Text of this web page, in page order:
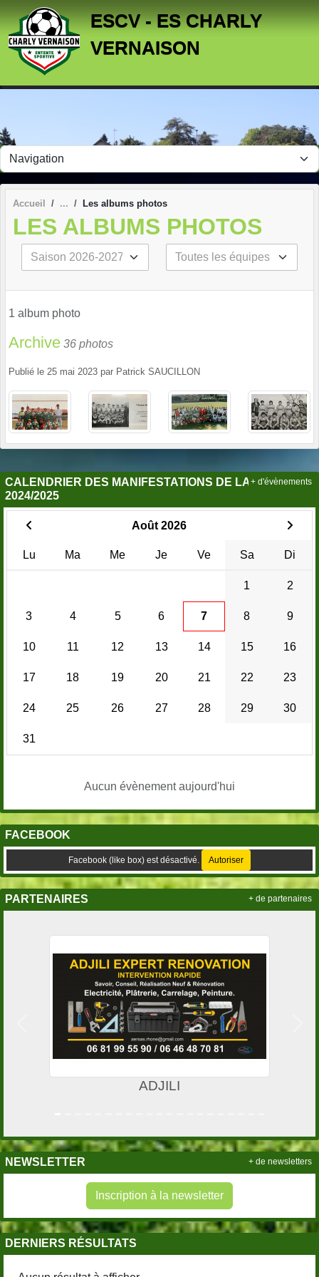
ESCV - ES CHARLY
VERNAISON
Accueil Les albums photos
LES ALBUMS PHOTOS
1 album photo
Archive 36 photos
Publié le 25 mai 2023 par Patrick SAUCILLON
CALENDRIER DES MANIFESTATIONS DE LA SAISON
2024/2025
Août 2026
Lu Ma Me Je Ve Sa Di
1 2
3 4 5 6 7 8 9
10 11 12 13 14 15 16
17 18 19 20 21 22 23
24 25 26 27 28 29 30
31
Aucun évènement aujourd'hui
+ d'évènements
FACEBOOK
Facebook (like box) est désactivé. Autoriser
PARTENAIRES
ADJILI
Précedent
+ de partenaires
NEWSLETTER
Inscription à la newsletter
+ de newsletters
DERNIERS RÉSULTATS
Panneau de gestion des cookies